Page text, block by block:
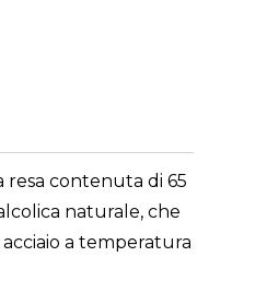
resa contenuta di 65
naturale, che
a temperatura